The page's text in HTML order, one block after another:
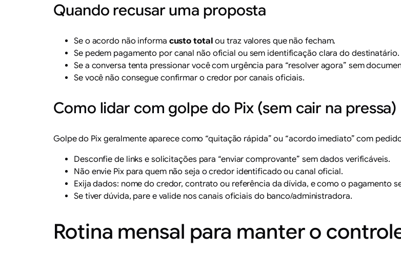
Quando recusar uma proposta
Se o acordo não informa custo total ou traz valores que não fecham.
Se pedem pagamento por canal não oficial ou sem identificação clara do destinatário.
Se a conversa tenta pressionar você com urgência para “resolver agora” sem
Se você não consegue confirmar o credor por canais oficiais.
Como lidar com golpe do Pix (sem cair na pressa)
Golpe do Pix geralmente aparece como “quitação rápida” ou “acordo imediato” com
Desconfie de links e solicitações para “enviar comprovante” sem dados verificáveis.
Não envie Pix para quem não seja o credor identificado ou canal oficial.
Exija dados: nome do credor, contrato ou referência da dívida, e como o pagamento
Se tiver dúvida, pare e valide nos canais oficiais do banco/administradora.
Rotina mensal para manter o